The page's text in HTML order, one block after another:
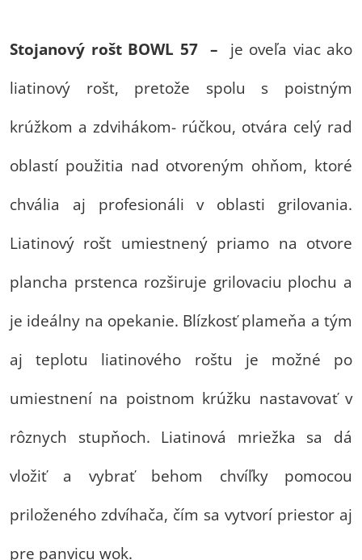
Stojanový rošt BOWL 57 –
je oveľa viac ako
liatinový rošt, pretože spolu s poistným
krúžkom a zdvihákom- rúčkou, otvára celý rad
oblastí použitia nad otvoreným ohňom, ktoré
chvália aj profesionáli v oblasti grilovania.
Liatinový rošt umiestnený priamo na otvore
plancha prstenca rozširuje grilovaciu plochu a
je ideálny na opekanie. Blízkosť plameňa a tým
aj teplotu liatinového roštu je možné po
umiestnení na poistnom krúžku nastavovať v
rôznych stupňoch. Liatinová mriežka sa dá
vložiť a vybrať behom chvíľky pomocou
priloženého zdvíhača, čím sa vytvorí priestor aj
pre panvicu wok.